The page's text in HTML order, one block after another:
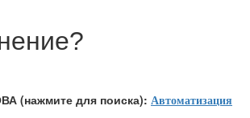
?
(нажмите для поиска): Автоматизация